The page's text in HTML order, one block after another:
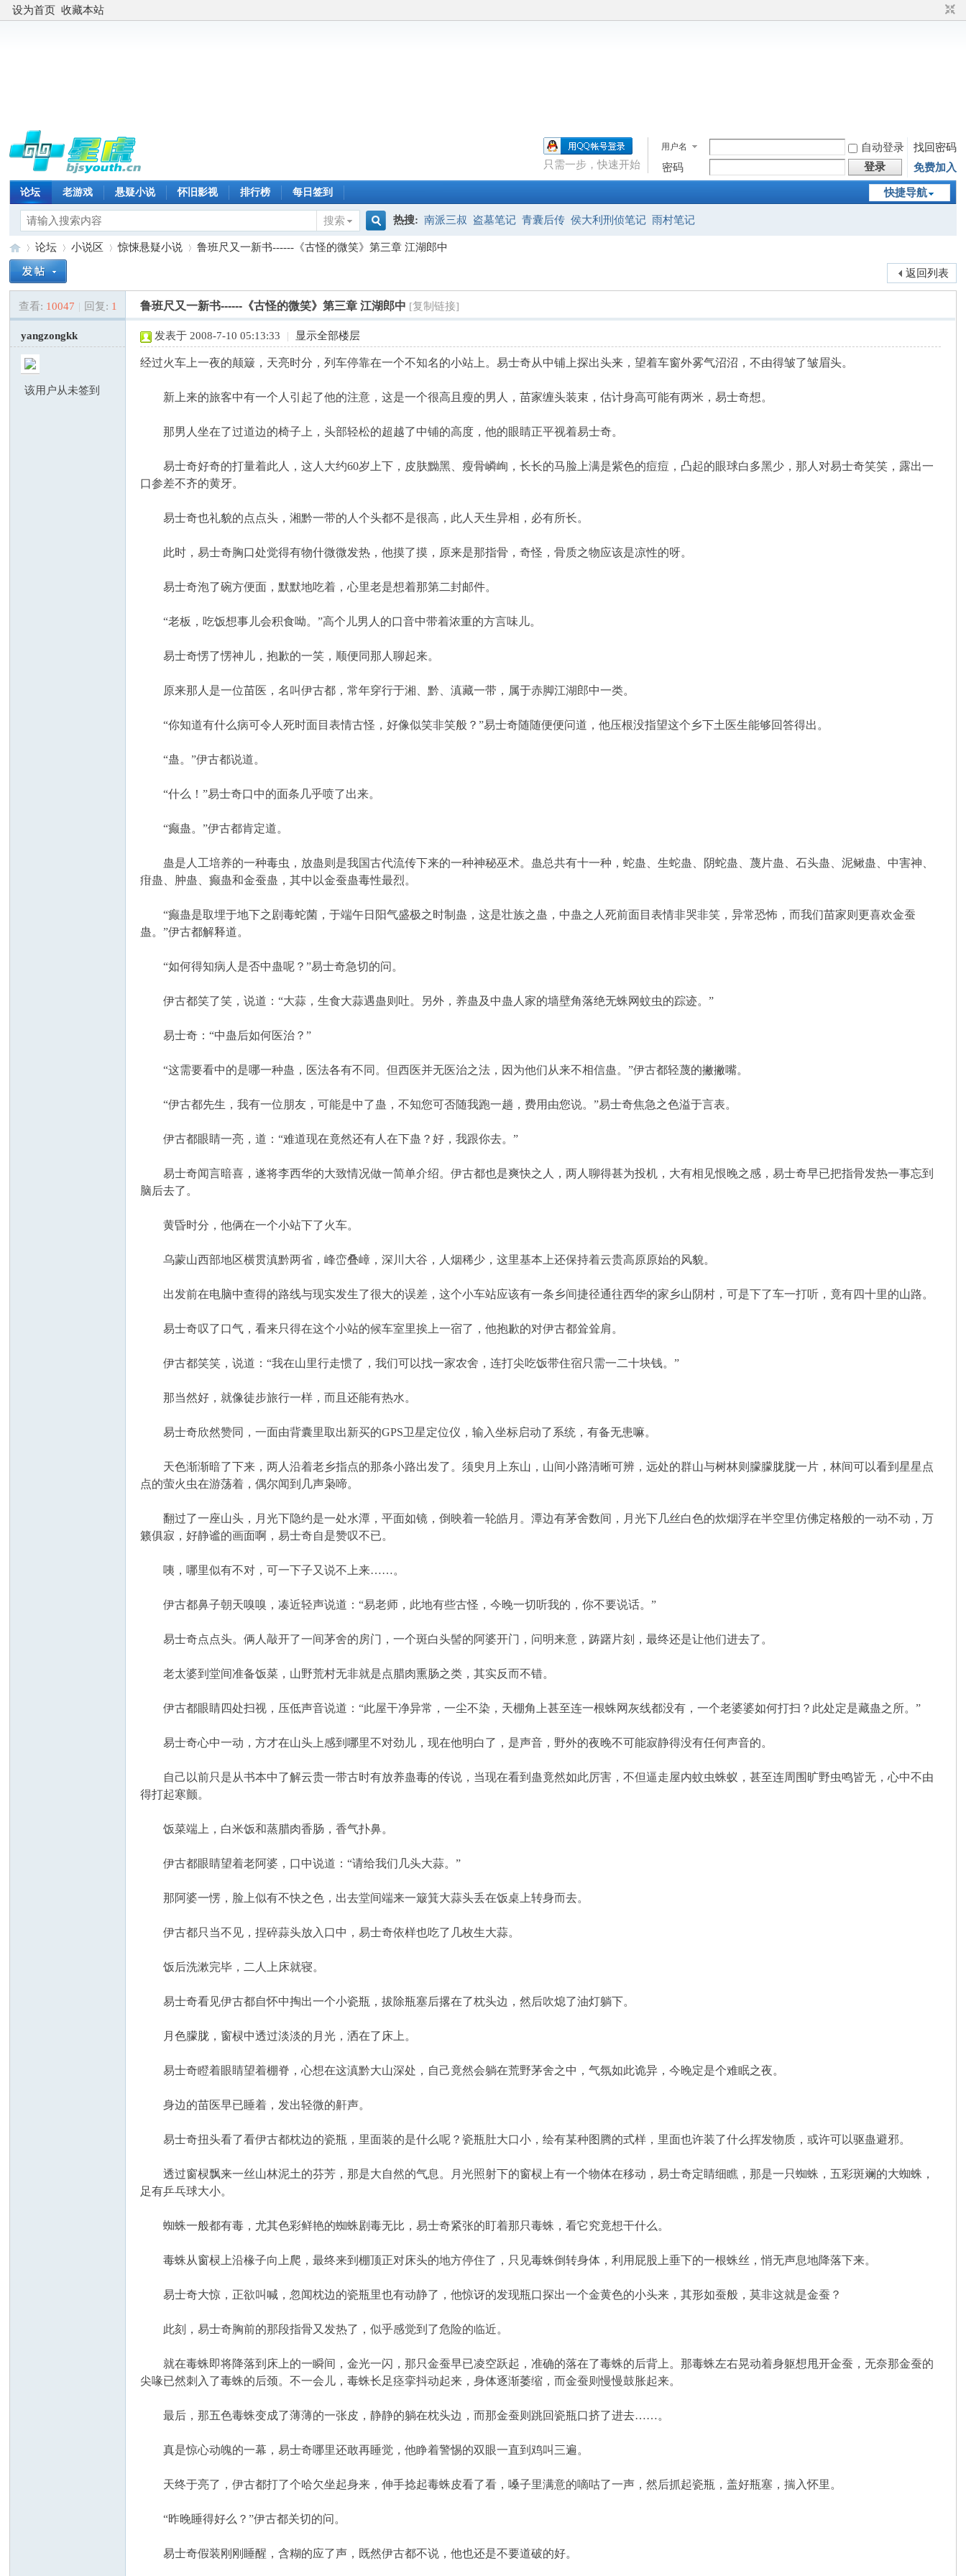
设为首页 收藏本站
用户名 自动登录
找回密码
密码
登录 免费加入
只需一步，快速开始
快捷导航
论坛 老游戏 悬疑小说 怀旧影视 排行榜 每日签到
搜索
搜
索
热搜: 南派三叔 盗墓笔记 青囊后传 侯大利刑侦笔记 雨村笔记
星»
论坛
›
小说区
›
惊悚悬疑小说
›
鲁班尺又一新书------《古怪的微笑》第三章 江湖郎中
返回列表
查看: 10047 | 回复: 1 鲁班尺又一新书------《古怪的微笑》第三章 江湖郎中 [复制链接]
yangzongkk
该用户从未签到
发表于 2008-7-10 05:13:33 | 显示全部楼层
经过火车上一夜的颠簸，天亮时分，列车停靠在一个不知名的小站上。易士奇从中铺上探出头来，望着车窗外雾气沼沼，不由得皱了皱眉头。
新上来的旅客中有一个人引起了他的注意，这是一个很高且瘦的男人，苗家缠头装束，估计身高可能有两米，易士奇想。
那男人坐在了过道边的椅子上，头部轻松的超越了中铺的高度，他的眼睛正平视着易士奇。
易士奇好奇的打量着此人，这人大约60岁上下，皮肤黝黑、瘦骨嶙峋，长长的马脸上满是紫色的痘痘，凸起的眼球白多黑少，那人对易士奇笑笑，露出一
口参差不齐的黄牙。
易士奇也礼貌的点点头，湘黔一带的人个头都不是很高，此人天生异相，必有所长。
此时，易士奇胸口处觉得有物什微微发热，他摸了摸，原来是那指骨，奇怪，骨质之物应该是凉性的呀。
易士奇泡了碗方便面，默默地吃着，心里老是想着那第二封邮件。
“老板，吃饭想事儿会积食呦。”高个儿男人的口音中带着浓重的方言味儿。
易士奇愣了愣神儿，抱歉的一笑，顺便同那人聊起来。
原来那人是一位苗医，名叫伊古都，常年穿行于湘、黔、滇藏一带，属于赤脚江湖郎中一类。
“你知道有什么病可令人死时面目表情古怪，好像似笑非笑般？”易士奇随随便便问道，他压根没指望这个乡下土医生能够回答得出。
“蛊。”伊古都说道。
“什么！”易士奇口中的面条几乎喷了出来。
“癫蛊。”伊古都肯定道。
蛊是人工培养的一种毒虫，放蛊则是我国古代流传下来的一种神秘巫术。蛊总共有十一种，蛇蛊、生蛇蛊、阴蛇蛊、蔑片蛊、石头蛊、泥鳅蛊、中害神、
疳蛊、肿蛊、癫蛊和金蚕蛊，其中以金蚕蛊毒性最烈。
“癫蛊是取埋于地下之剧毒蛇菌，于端午日阳气盛极之时制蛊，这是壮族之蛊，中蛊之人死前面目表情非哭非笑，异常恐怖，而我们苗家则更喜欢金蚕
蛊。”伊古都解释道。
“如何得知病人是否中蛊呢？”易士奇急切的问。
伊古都笑了笑，说道：“大蒜，生食大蒜遇蛊则吐。另外，养蛊及中蛊人家的墙壁角落绝无蛛网蚊虫的踪迹。”
易士奇：“中蛊后如何医治？”
“这需要看中的是哪一种蛊，医法各有不同。但西医并无医治之法，因为他们从来不相信蛊。”伊古都轻蔑的撇撇嘴。
“伊古都先生，我有一位朋友，可能是中了蛊，不知您可否随我跑一趟，费用由您说。”易士奇焦急之色溢于言表。
伊古都眼睛一亮，道：“难道现在竟然还有人在下蛊？好，我跟你去。”
易士奇闻言暗喜，遂将李西华的大致情况做一简单介绍。伊古都也是爽快之人，两人聊得甚为投机，大有相见恨晚之感，易士奇早已把指骨发热一事忘到
脑后去了。
黄昏时分，他俩在一个小站下了火车。
乌蒙山西部地区横贯滇黔两省，峰峦叠嶂，深川大谷，人烟稀少，这里基本上还保持着云贵高原原始的风貌。
出发前在电脑中查得的路线与现实发生了很大的误差，这个小车站应该有一条乡间捷径通往西华的家乡山阴村，可是下了车一打听，竟有四十里的山路。
易士奇叹了口气，看来只得在这个小站的候车室里挨上一宿了，他抱歉的对伊古都耸耸肩。
伊古都笑笑，说道：“我在山里行走惯了，我们可以找一家农舍，连打尖吃饭带住宿只需一二十块钱。”
那当然好，就像徒步旅行一样，而且还能有热水。
易士奇欣然赞同，一面由背囊里取出新买的GPS卫星定位仪，输入坐标启动了系统，有备无患嘛。
天色渐渐暗了下来，两人沿着老乡指点的那条小路出发了。须臾月上东山，山间小路清晰可辨，远处的群山与树林则朦朦胧胧一片，林间可以看到星星点
点的萤火虫在游荡着，偶尔闻到几声枭啼。
翻过了一座山头，月光下隐约是一处水潭，平面如镜，倒映着一轮皓月。潭边有茅舍数间，月光下几丝白色的炊烟浮在半空里仿佛定格般的一动不动，万
籁俱寂，好静谧的画面啊，易士奇自是赞叹不已。
咦，哪里似有不对，可一下子又说不上来……。
伊古都鼻子朝天嗅嗅，凑近轻声说道：“易老师，此地有些古怪，今晚一切听我的，你不要说话。”
易士奇点点头。俩人敲开了一间茅舍的房门，一个斑白头髻的阿婆开门，问明来意，踌躇片刻，最终还是让他们进去了。
老太婆到堂间准备饭菜，山野荒村无非就是点腊肉熏肠之类，其实反而不错。
伊古都眼睛四处扫视，压低声音说道：“此屋干净异常，一尘不染，天棚角上甚至连一根蛛网灰线都没有，一个老婆婆如何打扫？此处定是藏蛊之所。”
易士奇心中一动，方才在山头上感到哪里不对劲儿，现在他明白了，是声音，野外的夜晚不可能寂静得没有任何声音的。
自己以前只是从书本中了解云贵一带古时有放养蛊毒的传说，当现在看到蛊竟然如此厉害，不但逼走屋内蚊虫蛛蚁，甚至连周围旷野虫鸣皆无，心中不由
得打起寒颤。
饭菜端上，白米饭和蒸腊肉香肠，香气扑鼻。
伊古都眼睛望着老阿婆，口中说道：“请给我们几头大蒜。”
那阿婆一愣，脸上似有不快之色，出去堂间端来一簸箕大蒜头丢在饭桌上转身而去。
伊古都只当不见，捏碎蒜头放入口中，易士奇依样也吃了几枚生大蒜。
饭后洗漱完毕，二人上床就寝。
易士奇看见伊古都自怀中掏出一个小瓷瓶，拔除瓶塞后撂在了枕头边，然后吹熄了油灯躺下。
月色朦胧，窗棂中透过淡淡的月光，洒在了床上。
易士奇瞪着眼睛望着棚脊，心想在这滇黔大山深处，自己竟然会躺在荒野茅舍之中，气氛如此诡异，今晚定是个难眠之夜。
身边的苗医早已睡着，发出轻微的鼾声。
易士奇扭头看了看伊古都枕边的瓷瓶，里面装的是什么呢？瓷瓶肚大口小，绘有某种图腾的式样，里面也许装了什么挥发物质，或许可以驱蛊避邪。
透过窗棂飘来一丝山林泥土的芬芳，那是大自然的气息。月光照射下的窗棂上有一个物体在移动，易士奇定睛细瞧，那是一只蜘蛛，五彩斑斓的大蜘蛛，
足有乒乓球大小。
蜘蛛一般都有毒，尤其色彩鲜艳的蜘蛛剧毒无比，易士奇紧张的盯着那只毒蛛，看它究竟想干什么。
毒蛛从窗棂上沿椽子向上爬，最终来到棚顶正对床头的地方停住了，只见毒蛛倒转身体，利用屁股上垂下的一根蛛丝，悄无声息地降落下来。
易士奇大惊，正欲叫喊，忽闻枕边的瓷瓶里也有动静了，他惊讶的发现瓶口探出一个金黄色的小头来，其形如蚕般，莫非这就是金蚕？
此刻，易士奇胸前的那段指骨又发热了，似乎感觉到了危险的临近。
就在毒蛛即将降落到床上的一瞬间，金光一闪，那只金蚕早已凌空跃起，准确的落在了毒蛛的后背上。那毒蛛左右晃动着身躯想甩开金蚕，无奈那金蚕的
尖喙已然刺入了毒蛛的后颈。不一会儿，毒蛛长足痉挛抖动起来，身体逐渐萎缩，而金蚕则慢慢鼓胀起来。
最后，那五色毒蛛变成了薄薄的一张皮，静静的躺在枕头边，而那金蚕则跳回瓷瓶口挤了进去……。
真是惊心动魄的一幕，易士奇哪里还敢再睡觉，他睁着警惕的双眼一直到鸡叫三遍。
天终于亮了，伊古都打了个哈欠坐起身来，伸手捻起毒蛛皮看了看，嗓子里满意的嘀咕了一声，然后抓起瓷瓶，盖好瓶塞，揣入怀里。
“昨晚睡得好么？”伊古都关切的问。
易士奇假装刚刚睡醒，含糊的应了声，既然伊古都不说，他也还是不要道破的好。